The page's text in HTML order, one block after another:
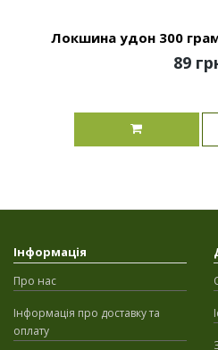
Локшина удон 300 грам
89
Інформація
Про нас
Інформація про доставку та
оплату